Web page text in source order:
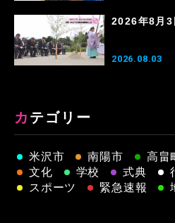
2026年8月3
2026.08.03
カテゴリー
米沢市 南陽市 高畠
文化
学校 式典
スポーツ
緊急速報